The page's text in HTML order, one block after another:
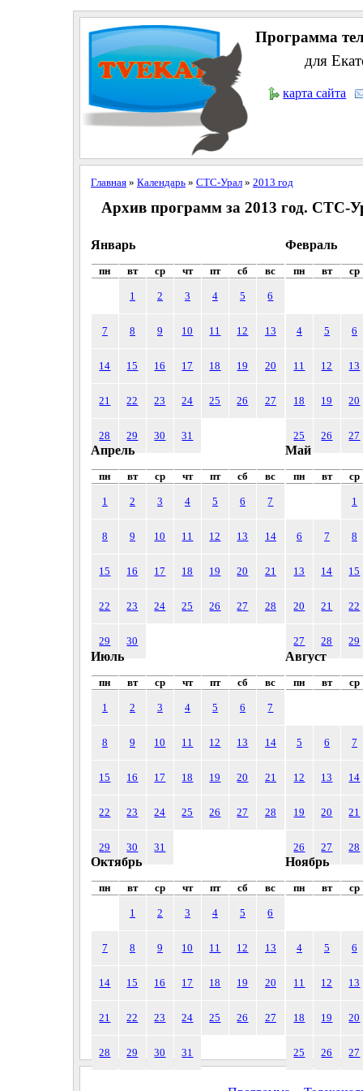
Программа
для
карта сайта
Главная» Календарь» СТС-Урал» 2013 год
Архив программ за 2013 год. СТС-
Январь
пн вт ср чт пт сб вс
1 2 3 4 5 6
7 8 9 10 11 12 13
14 15 16 17 18 19 20
21 22 23 24 25 26 27
28 29 30 31
Февраль
пн вт ср
4 5 6
11 12 13
18 19 20
25 26 27
Апрель
пн вт ср чт пт сб вс
1 2 3 4 5 6 7
8 9 10 11 12 13 14
15 16 17 18 19 20 21
22 23 24 25 26 27 28
29 30
Май
пн вт ср
1
6 7 8
13 14 15
20 21 22
27 28 29
Июль
пн вт ср чт пт сб вс
1 2 3 4 5 6 7
8 9 10 11 12 13 14
15 16 17 18 19 20 21
22 23 24 25 26 27 28
29 30 31
Август
пн вт ср
5 6 7
12 13 14
19 20 21
26 27 28
Октябрь
пн вт ср чт пт сб вс
1 2 3 4 5 6
7 8 9 10 11 12 13
14 15 16 17 18 19 20
21 22 23 24 25 26 27
28 29 30 31
Ноябрь
пн вт ср
4 5 6
11 12 13
18 19 20
25 26 27